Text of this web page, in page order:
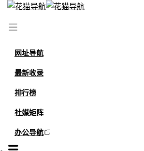
网址导航
最新收录
排行榜
社媒矩阵
办公导航